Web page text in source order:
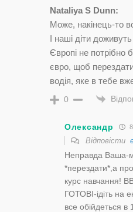
Nataliya S Dunn:
Може, накінець-то
І наші діти
Європі не потрібно
євро, щоб
водія, яке в тебе
0
Олександр
Відповісти
Неправда Ваша-
*перездати*,а
курс навчання!
ГОТОВІ-ідіть на
все обійдеться